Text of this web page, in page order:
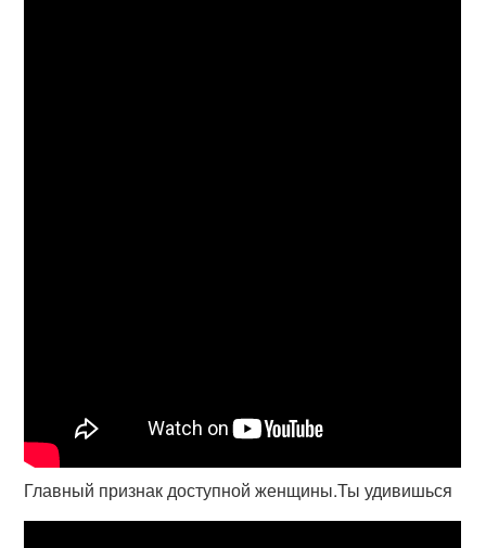
Главный признак доступной женщины.Ты удивишься